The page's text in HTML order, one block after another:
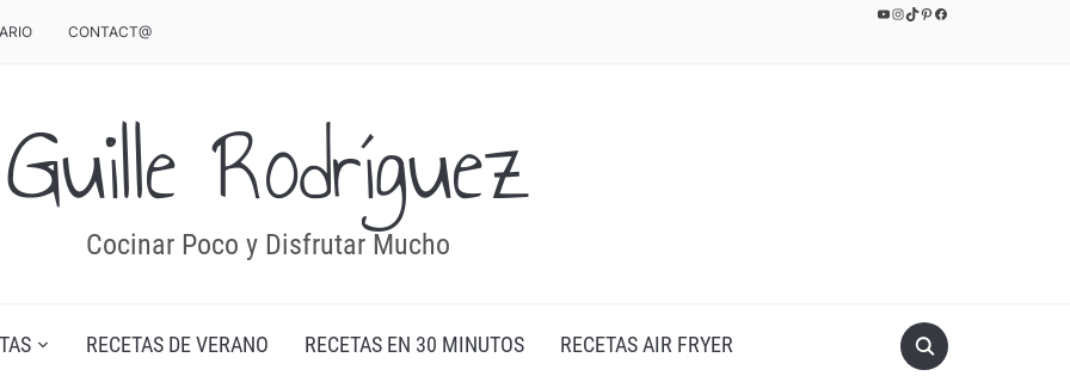
YouTube
Instagram
TikTok
Pinterest
Facebook
CONTACT@
Guille Rodríguez
Cocinar Poco y Disfrutar Mucho
RECETAS DE VERANO RECETAS EN 30 MINUTOS RECETAS AIR FRYER